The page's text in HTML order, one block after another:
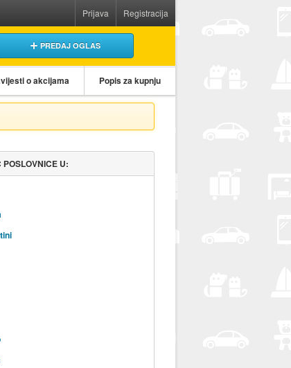
Prijava Registracija
PREDAJ OGLAS
o akcijama Popis za kupnju
U: